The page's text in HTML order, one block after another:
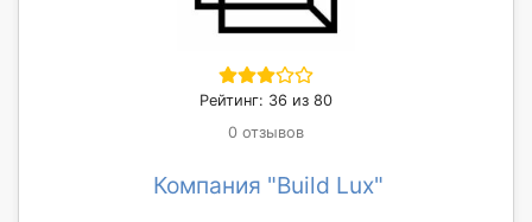
Рейтинг: 36 из 80
0 отзывов
Компания "Build Lux"